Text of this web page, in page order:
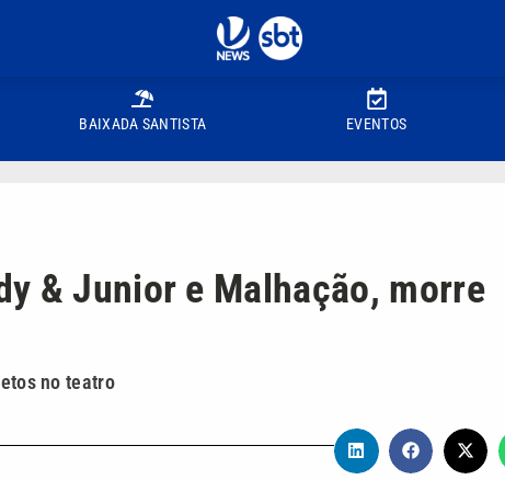
BAIXADA SANTISTA EVENTOS
& Junior e Malhação, morre
no teatro